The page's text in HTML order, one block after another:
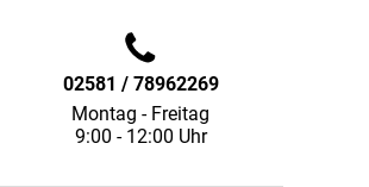
02581 / 78962269
Montag - Freitag
9:00 - 12:00 Uhr